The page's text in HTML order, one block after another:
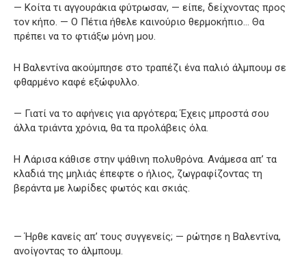
— Κοίτα τι αγγουράκια φύτρωσαν, — είπε, δείχνοντας προς
τον κήπο. — Ο Πέτια ήθελε καινούριο θερμοκήπιο… Θα
πρέπει να το φτιάξω μόνη μου.
Η Βαλεντίνα ακούμπησε στο τραπέζι ένα παλιό άλμπουμ σε
φθαρμένο καφέ εξώφυλλο.
— Γιατί να το αφήνεις για αργότερα; Έχεις μπροστά σου
άλλα τριάντα χρόνια, θα τα προλάβεις όλα.
Η Λάρισα κάθισε στην ψάθινη πολυθρόνα. Ανάμεσα απ’ τα
κλαδιά της μηλιάς έπεφτε ο ήλιος, ζωγραφίζοντας τη
βεράντα με λωρίδες φωτός και σκιάς.
— Ήρθε κανείς απ’ τους συγγενείς; — ρώτησε η Βαλεντίνα,
ανοίγοντας το άλμπουμ.